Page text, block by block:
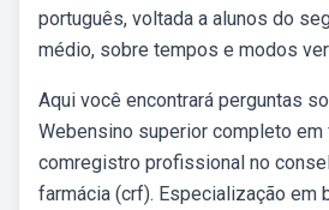
português, voltada a alunos do
médio, sobre tempos e modos
Aqui você encontrará perguntas
Webensino superior completo em
comregistro profissional no
farmácia (crf). Especialização em